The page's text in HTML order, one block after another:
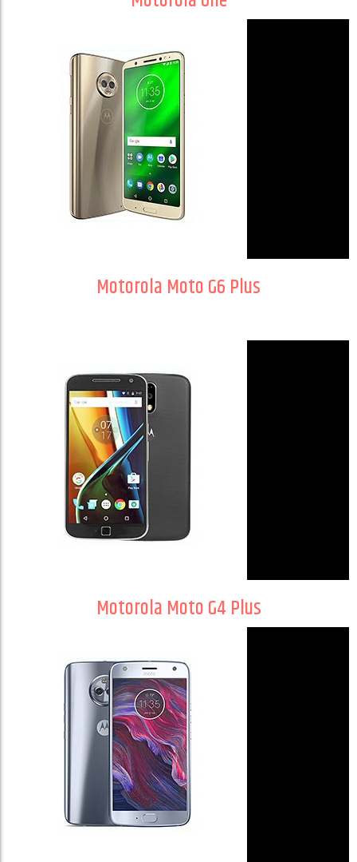
Motorola Moto G6 Plus
Motorola Moto G4 Plus